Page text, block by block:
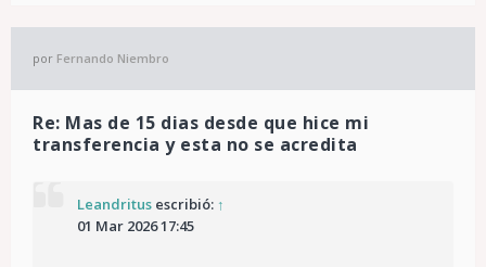
por Fernando Niembro
Re: Mas de 15 dias desde que hice mi
transferencia y esta no se acredita
Leandritus escribió: ↑
01 Mar 2026 17:45